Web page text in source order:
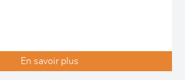
En savoir plus